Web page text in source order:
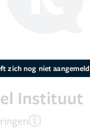
zich nog niet aangemeld
Instituut